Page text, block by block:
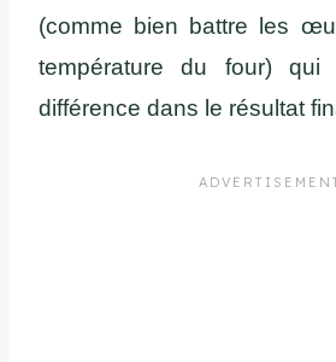
(comme bien battre les
température du four) qui
différence dans le résultat